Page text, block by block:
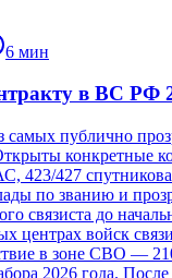
6 мин
в ВС РФ
самых публично
конкретные
423/427
по званию и
связиста до
центрах войск
в зоне СВО —
2026 года.